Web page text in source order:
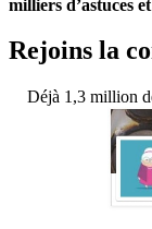
milliers d’astuces
Rejoins la
Déjà 1,3 million